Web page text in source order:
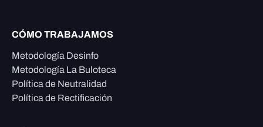
CÓMO TRABAJAMOS
Metodología Desinfo
Metodología La Buloteca
Política de Neutralidad
Política de Rectificación